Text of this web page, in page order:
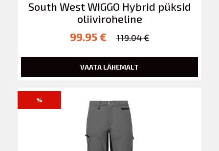
South West WIGGO Hybrid püksid
oliiviroheline
99.95 €
119.04 €
VAATA LÄHEMALT
%